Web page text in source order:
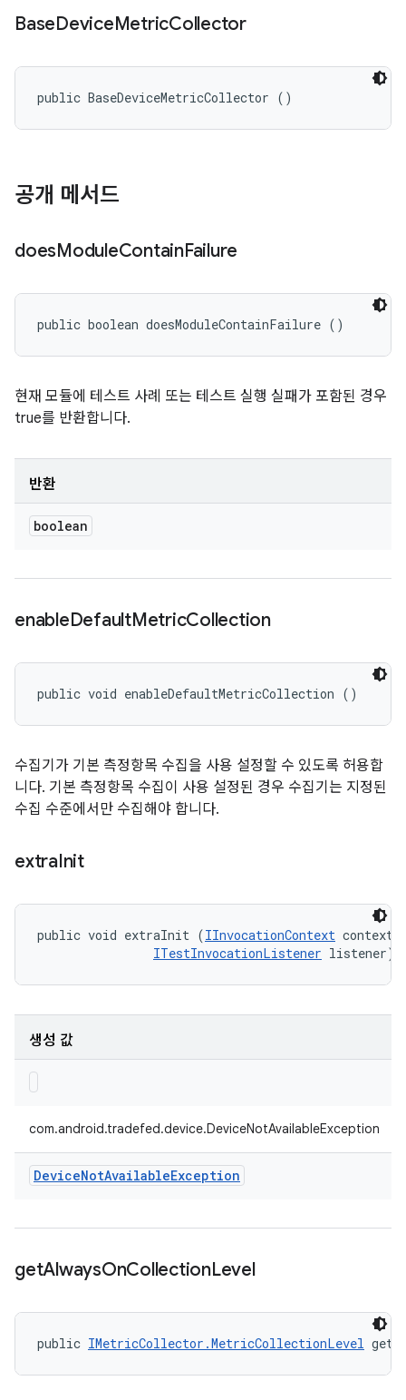
BaseDeviceMetricCollector
public BaseDeviceMetricCollector ()
공개 메서드
doesModuleContainFailure
public boolean doesModuleContainFailure ()
현재 모듈에 테스트 사례 또는 테스트 실행 실패가 포함된 경우
true를 반환합니다.
반환
boolean
enableDefaultMetricCollection
public void enableDefaultMetricCollection ()
수집기가 기본 측정항목 수집을 사용 설정할 수 있도록 허용합
니다. 기본 측정항목 수집이 사용 설정된 경우 수집기는 지정된
수집 수준에서만 수집해야 합니다.
extraInit
public void extraInit (IInvocationContext
ITestInvocationListener listener)
생성 값
com.android.tradefed.device.DeviceNotAvailableException
DeviceNotAvailableException
getAlwaysOnCollectionLevel
public IMetricCollector.MetricCollectionLevel